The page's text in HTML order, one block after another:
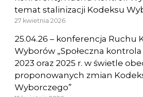
temat stalinizacji Kodeksu
27 kwietnia 2026
25.04.26 – konferencja Ruchu
Wyborów „Społeczna
2023 oraz 2025 r. w świetle
proponowanych zmian
Wyborczego”